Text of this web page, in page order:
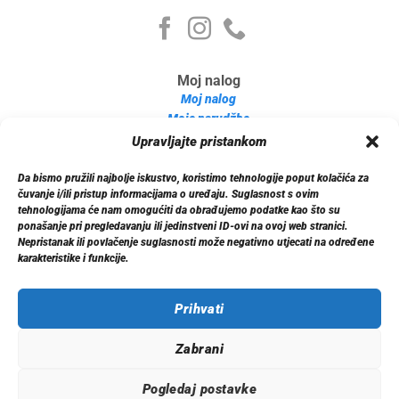
Upravljajte pristankom
Da bismo pružili najbolje iskustvo, koristimo tehnologije poput kolačića za
čuvanje i/ili pristup informacijama o uređaju. Suglasnost s ovim
tehnologijama će nam omogućiti da obrađujemo podatke kao što su
ponašanje pri pregledavanju ili jedinstveni ID-ovi na ovoj web stranici.
Nepristanak ili povlačenje suglasnosti može negativno utjecati na određene
karakteristike i funkcije.
Prihvati
Zabrani
Pogledaj postavke
Moj nalog
Moj nalog
Moje narudžbe
Detalji računa
Informacije
O nama
Dostava
Politika privatnosti
© 2026 Xenon.ba. Sva prava zadržana.